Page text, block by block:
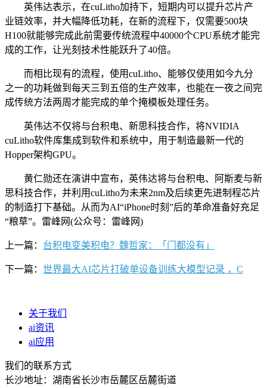
英伟达表示，在cuLitho加持下，短期内可以提升芯片产
业链效率，并大幅降低功耗，在新的流程下，仅需要500块
H100就能够完成此前需要传统流程中40000个CPU系统才能完
成的工作，让光刻技术性能跃升了40倍。
而相比现有的流程，使用cuLitho、能够仅使用如今九分
之一的功耗做到每天三到五倍的生产效率，也能在一夜之间完
成传统方法两周才能完成的单个掩模板处理任务。
英伟达不仅将与台积电、新思科技合作，将NVIDIA
cuLitho软件库集成到软件和系统中，用于制造最新一代的
Hopper架构GPU。
黄仁勋还在演讲中宣布，英伟达将与台积电、阿斯麦与新
思科技合作，并利用cuLitho为未来2nm及后续更先进制程芯片
的制造打下基础。从而为AI“iPhone时刻”后的革命准备好充足
“粮草”。雷峰网(公众号：雷峰网)
上一篇： 台积电变美积电？魏哲家：「门都没有」
下一篇： 世界最大AI芯片打破单设备训练大模型记录 ，C
关于我们
ai资讯
ai应用
我们的联系方式
长沙地址：湖南省长沙市岳麓区岳麓街道